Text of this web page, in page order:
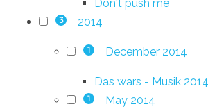
Don't push me
3 2014
1 December 2014
Das wars - Musik 2014
1 May 2014